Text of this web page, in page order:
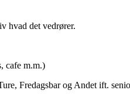
hvad det vedrører.
cafe m.m.)
Fredagsbar og Andet ift.